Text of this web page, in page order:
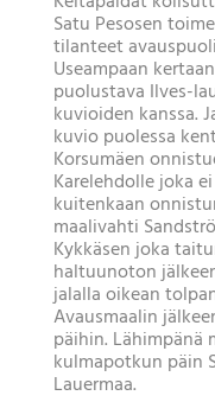
Satu Pesosen
tilanteet
Useampaan
puolustava Ilves-
kuvioiden kanssa.
kuvio puolessa
Korsumäen
Karelehdolle joka
kuitenkaan
maalivahti
Kykkäsen joka
haltuunoton
jalalla oikean
Avausmaalin
päihin. Lähimpänä
kulmapotkun päin
Lauermaa.